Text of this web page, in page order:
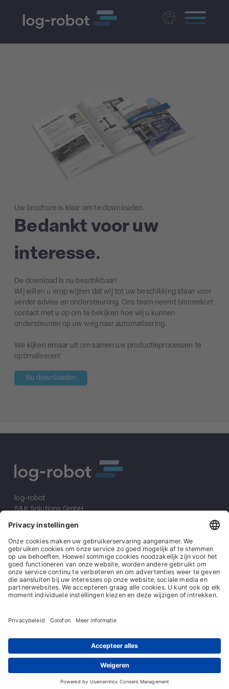
Czech
Uw brochure is klaar om te downloaden.
Bedankt voor uw
interesse.
De download is nu beschikbaar!
Wij willen u erop wijzen dat wij tot uw beschikking staan voor
verder advies en ondersteuning. Ons team neemt binnenkort
contact met u op om te bekijken hoe wij u kunnen
ondersteunen op uw weg naar automatisering.
We kijken ernaar uit om samen uw productieprocessen te
optimaliseren!
Nu downloaden
log-robot
S&K Solutions GmbH
94032 Passau
+49 (0) 851/2009 30 10
info@log-robot.com
Oplossingen
Over ons
Impressum
Algemene inkoopvoorwaarden
© log-robot | Marke der S&K Solutions GmbH